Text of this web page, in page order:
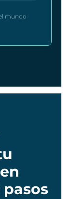
mundo